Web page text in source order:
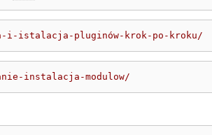
i-istalacja-pluginów-krok-po-kroku/
instalacja-modulow/